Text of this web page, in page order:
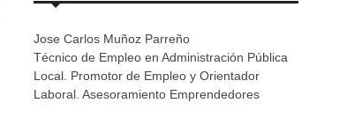
Jose Carlos Muñoz Parreño
Técnico de Empleo en Administración Pública
Local. Promotor de Empleo y Orientador
Laboral. Asesoramiento Emprendedores